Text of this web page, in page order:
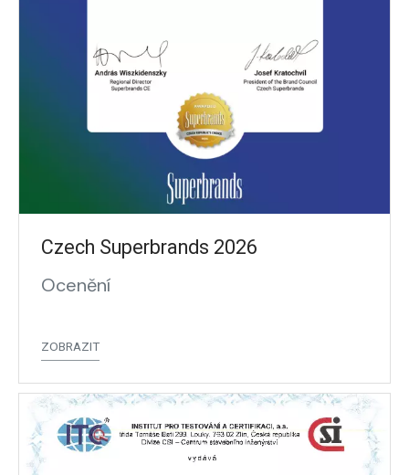
Czech Superbrands 2026
Ocenění
ZOBRAZIT